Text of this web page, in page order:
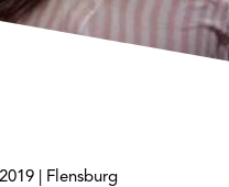
| Flensburg
von diesen